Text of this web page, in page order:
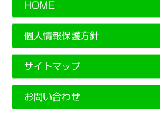
HOME
個人情報保護方針
サイトマップ
お問い合わせ